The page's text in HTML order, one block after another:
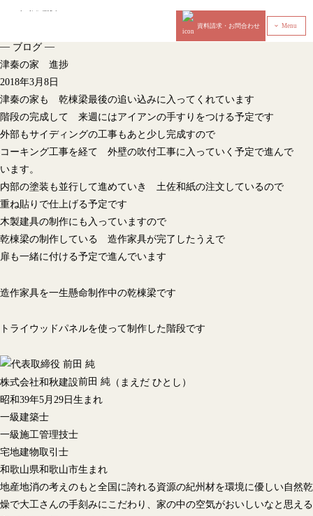
資料請求・お問合わせ ‹ Menu
— ブログ —
津秦の家 進捗
2018年3月8日
津秦の家も 乾棟梁最後の追い込みに入ってくれています
階段の完成して 来週にはアイアンの手すりをつける予定です
外部もサイディングの工事もあと少し完成すので
コーキング工事を経て 外壁の吹付工事に入っていく予定で進んで
います。
内部の塗装も並行して進めていき 土佐和紙の注文しているので
重ね貼りで仕上げる予定です
木製建具の制作にも入っていますので
乾棟梁の制作している 造作家具が完了したうえで
扉も一緒に付ける予定で進んでいます
造作家具を一生懸命制作中の乾棟梁です
トライウッドパネルを使って制作した階段です
株式会社和秋建設前田 純 （まえだ ひとし）
昭和39年5月29日生まれ
一級建築士
一級施工管理技士
宅地建物取引士
和歌山県和歌山市生まれ
地産地消の考えのもと全国に誇れる資源の紀州材を環境に優しい自然乾
燥で大工さんの手刻みにこだわり、家の中の空気がおいしいなと思える